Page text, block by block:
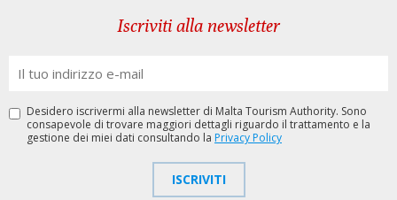
Iscriviti alla newsletter
Desidero iscrivermi alla newsletter di Malta Tourism Authority. Sono
consapevole di trovare maggiori dettagli riguardo il trattamento e la
gestione dei miei dati consultando la Privacy Policy
ISCRIVITI